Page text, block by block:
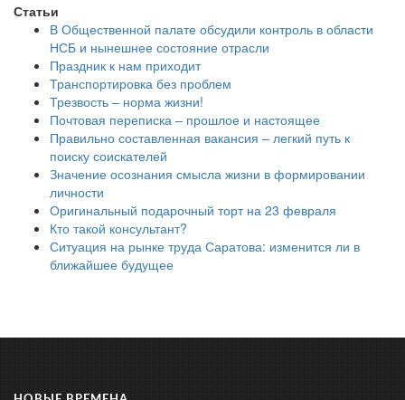
Статьи
В Общественной палате обсудили контроль в области
НСБ и нынешнее состояние отрасли
Праздник к нам приходит
Транспортировка без проблем
Трезвость – норма жизни!
Почтовая переписка – прошлое и настоящее
Правильно составленная вакансия – легкий путь к
поиску соискателей
Значение осознания смысла жизни в формировании
личности
Оригинальный подарочный торт на 23 февраля
Кто такой консультант?
Ситуация на рынке труда Саратова: изменится ли в
ближайшее будущее